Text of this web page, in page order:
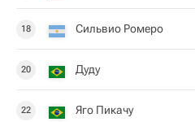
18 Сильвио Ромеро
20 Дуду
22 Яго Пикачу